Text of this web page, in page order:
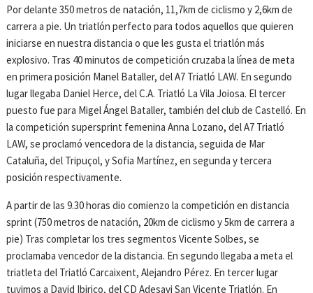
Por delante 350 metros de natación, 11,7km de ciclismo y 2,6km de
carrera a pie. Un triatlón perfecto para todos aquellos que quieren
iniciarse en nuestra distancia o que les gusta el triatlón más
explosivo. Tras 40 minutos de competición cruzaba la línea de meta
en primera posición Manel Bataller, del A7 Triatló LAW. En segundo
lugar llegaba Daniel Herce, del C.A. Triatló La Vila Joiosa. El tercer
puesto fue para Migel Ángel Bataller, también del club de Castelló. En
la competición supersprint femenina Anna Lozano, del A7 Triatló
LAW, se proclamó vencedora de la distancia, seguida de Mar
Cataluña, del Tripuçol, y Sofia Martínez, en segunda y tercera
posición respectivamente.
A partir de las 9.30 horas dio comienzo la competición en distancia
sprint (750 metros de natación, 20km de ciclismo y 5km de carrera a
pie) Tras completar los tres segmentos Vicente Solbes, se
proclamaba vencedor de la distancia. En segundo llegaba a meta el
triatleta del Triatló Carcaixent, Alejandro Pérez. En tercer lugar
tuvimos a David Ibirico, del CD Adesavi San Vicente Triatlón. En